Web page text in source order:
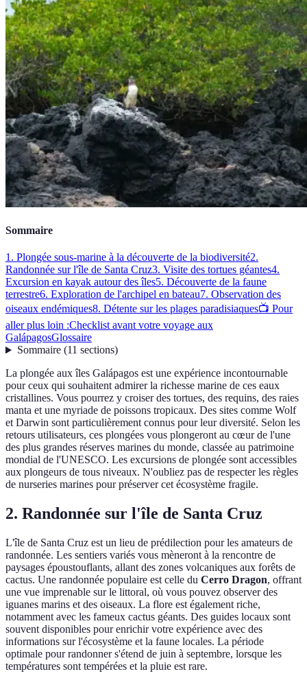
Sommaire
1. Plongée sous-marine à la découverte de la biodiversité2.
Randonnée sur l'île de Santa Cruz3. Visite des tortues géantes4.
Excursion en kayak autour des îles5. Découverte de la faune
terrestre6. Exploration de l'archipel en bateau7. Observation des
oiseaux endémiques8. Détente sur les plages paradisiaques📺 Pour
aller plus loin :Checklist avant votre voyage aux
GalápagosGlossaire
Sommaire(11 sections)
La plongée aux îles Galápagos est une expérience incontournable
pour ceux qui souhaitent admirer la richesse marine de ces eaux
cristallines. Vous pourrez y croiser des tortues, des requins, des raies
manta et une myriade de poissons tropicaux. Des sites comme Wolf
et Darwin sont particulièrement connus pour leur diversité. Selon les
retours utilisateurs, ces plongées vous plongeront au cœur de l'une
des plus grandes réserves marines du monde, classée au patrimoine
mondial de l'UNESCO. Les excursions de plongée sont accessibles
aux plongeurs de tous niveaux. N'oubliez pas de respecter les règles
de nurseries marines pour préserver cet écosystème fragile.
2. Randonnée sur l'île de Santa Cruz
L'île de Santa Cruz est un lieu de prédilection pour les amateurs de
randonnée. Les sentiers variés vous mèneront à la rencontre de
paysages époustouflants, allant des zones volcaniques aux forêts de
cactus. Une randonnée populaire est celle du Cerro Dragon, offrant
une vue imprenable sur le littoral, où vous pouvez observer des
iguanes marins et des oiseaux. La flore est également riche,
notamment avec les fameux cactus géants. Des guides locaux sont
souvent disponibles pour enrichir votre expérience avec des
informations sur l'écosystème et la faune locales. La période
optimale pour randonner s'étend de juin à septembre, lorsque les
températures sont tempérées et la pluie est rare.